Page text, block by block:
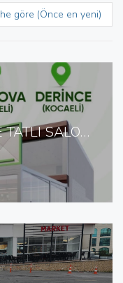
göre (Önce en yeni)
SÜTLÜ KEYİF DERİNCE DE TATLI SALONU